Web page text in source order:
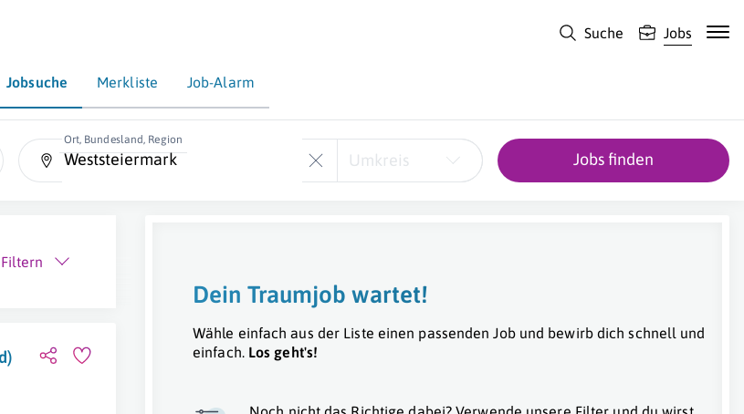
Suche Jobs
Jobsuche Merkliste Job-Alarm
Ort, Bundesland, Region
Umkreis Jobs finden
Filtern
Dein Traumjob wartet!
Wähle einfach aus der Liste einen passenden Job und bewirb dich schnell und
einfach. Los geht's!